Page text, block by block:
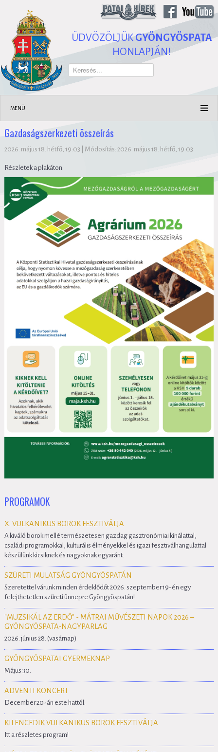
ÜDVÖZÖLJÜKGYÖNGYÖSPATA
HONLAPJÁN!
Keresés...
MENÜ
Gazdaságszerkezeti összeírás
2026. május 18. hétfő, 19:03 Módosítás: 2026. május 18. hétfő, 19:03
Részletek a plakáton.
PROGRAMOK
X. VULKANIKUS BOROK FESZTIVÁLJA
A kiváló borok mellé természetesen gazdag gasztronómiai kínálattal,
családi programokkal, kulturális élményekkel és igazi fesztiválhangulattal
készülünk kicsiknek és nagyoknak egyaránt.
SZÜRETI MULATSÁG GYÖNGYÖSPATÁN
Szeretettel várunk minden érdeklődőt 2026. szeptember 19-én egy
felejthetetlen szüreti ünnepre Gyöngyöspatán!
"MUZSIKÁL AZ ERDŐ" - MÁTRAI MŰVÉSZETI NAPOK 2026 –
GYÖNGYÖSPATA-NAGYPARLAG
2026. június 28. (vasárnap)
GYÖNGYÖSPATAI GYERMEKNAP
Május 30.
ADVENTI KONCERT
December 20-án este hattól.
KILENCEDIK VULKANIKUS BOROK FESZTIVÁLJA
Itt a részletes program!